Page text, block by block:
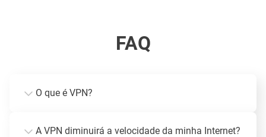
FAQ
O que é VPN?
A VPN diminuirá a velocidade da minha Internet?